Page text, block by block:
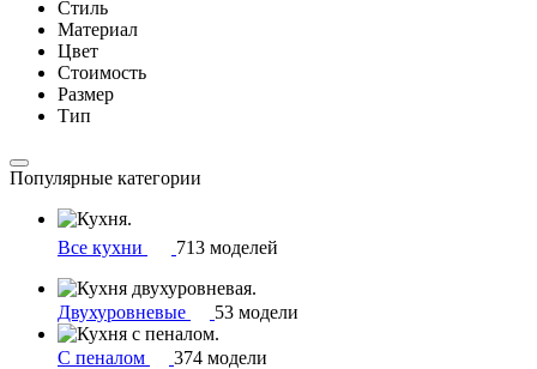
Стиль
Материал
Цвет
Стоимость
Размер
Тип
Популярные категории
Все кухни 713 моделей
Двухуровневые 53 модели
С пеналом 374 модели